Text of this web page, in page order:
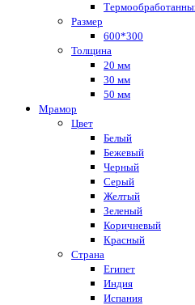
Размер
600*300
Толщина
20 мм
30 мм
50 мм
Мрамор
Цвет
Белый
Бежевый
Черный
Серый
Желтый
Зеленый
Коричневый
Красный
Страна
Египет
Индия
Испания